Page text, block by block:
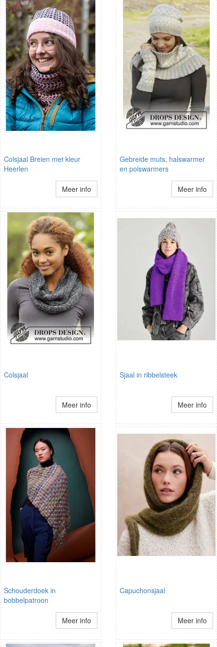
Colsjaal Breien met kleur
Heerlen
Meer info
Gebreide muts, halswarmer
en polswarmers
Meer info
Colsjaal
Meer info
Sjaal in ribbelsteek
Meer info
Schouderdoek in
bobbelpatroon
Meer info
Capuchonsjaal
Meer info